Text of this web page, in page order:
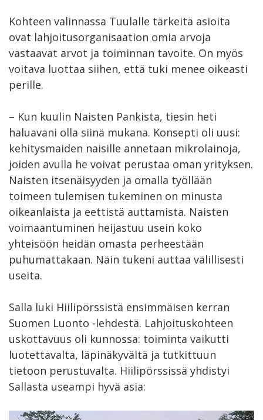
Kohteen valinnassa Tuulalle tärkeitä asioita
ovat lahjoitusorganisaation omia arvoja
vastaavat arvot ja toiminnan tavoite. On myös
voitava luottaa siihen, että tuki menee oikeasti
perille.
– Kun kuulin Naisten Pankista, tiesin heti
haluavani olla siinä mukana. Konsepti oli uusi:
kehitysmaiden naisille annetaan mikrolainoja,
joiden avulla he voivat perustaa oman yrityksen.
Naisten itsenäisyyden ja omalla työllään
toimeen tulemisen tukeminen on minusta
oikeanlaista ja eettistä auttamista. Naisten
voimaantuminen heijastuu usein koko
yhteisöön heidän omasta perheestään
puhumattakaan. Näin tukeni auttaa välillisesti
useita.
Salla luki Hiilipörssistä ensimmäisen kerran
Suomen Luonto -lehdestä. Lahjoituskohteen
uskottavuus oli kunnossa: toiminta vaikutti
luotettavalta, läpinäkyvältä ja tutkittuun
tietoon perustuvalta. Hiilipörssissä yhdistyi
Sallasta useampi hyvä asia: